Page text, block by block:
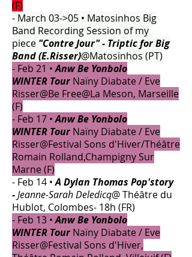
(F)
- March 03->05 • Matosinhos Big
Band Recording Session of my
piece "Contre Jour" - Triptic for Big
Band (E.Risser)@Matosinhos (PT)
- Feb 21 •Anw Be Yonbolo
WINTER TourNaïny Diabate / Eve
Risser@Be Free@La Meson, Marseille
(F)
- Feb 17 •Anw Be Yonbolo
WINTER TourNaïny Diabate / Eve
Risser@Festival Sons d'Hiver/Théâtre
Romain Rolland,Champigny Sur
Marne (F)
- Feb 14 • A Dylan Thomas Pop'story
-Jeanne-Sarah Deledicq@ Théâtre du
Hublot, Colombes- 18h (FR)
- Feb 13 •Anw Be Yonbolo
WINTER TourNaïny Diabate / Eve
Risser@Festival Sons d'Hiver,